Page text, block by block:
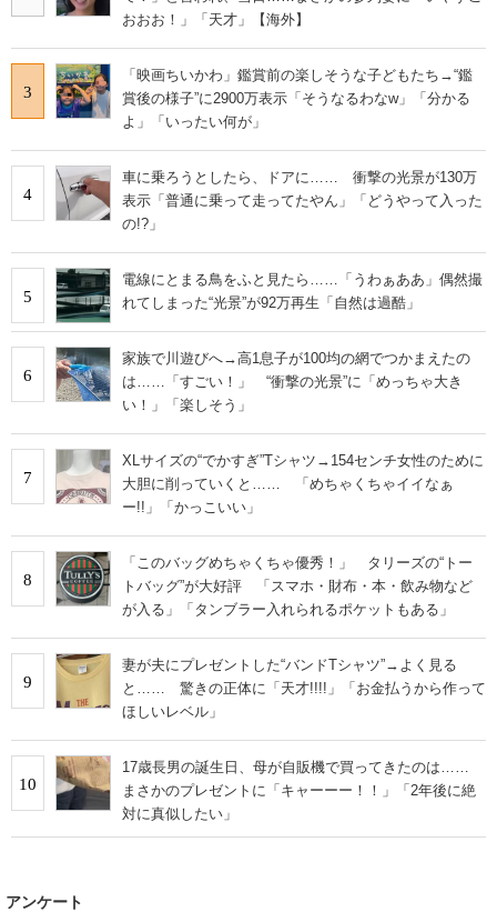
おおお！」「天才」【海外】
3
「映画ちいかわ」鑑賞前の楽しそうな子どもたち→“鑑
賞後の様子”に2900万表示「そうなるわなw」「分かる
よ」「いったい何が」
4
車に乗ろうとしたら、ドアに…… 衝撃の光景が130万
表示「普通に乗って走ってたやん」「どうやって入った
の!?」
5
電線にとまる鳥をふと見たら……「うわぁああ」偶然撮
れてしまった“光景”が92万再生「自然は過酷」
6
家族で川遊びへ→高1息子が100均の網でつかまえたの
は……「すごい！」 “衝撃の光景”に「めっちゃ大き
い！」「楽しそう」
7
XLサイズの“でかすぎ”Tシャツ→154センチ女性のために
大胆に削っていくと…… 「めちゃくちゃイイなぁ
ー!!」「かっこいい」
8
「このバッグめちゃくちゃ優秀！」 タリーズの“トー
トバッグ”が大好評 「スマホ・財布・本・飲み物など
が入る」「タンブラー入れられるポケットもある」
9
妻が夫にプレゼントした“バンドTシャツ”→よく見る
と…… 驚きの正体に「天才!!!!」「お金払うから作って
ほしいレベル」
10
17歳長男の誕生日、母が自販機で買ってきたのは……
まさかのプレゼントに「キャーーー！！」「2年後に絶
対に真似したい」
アンケート